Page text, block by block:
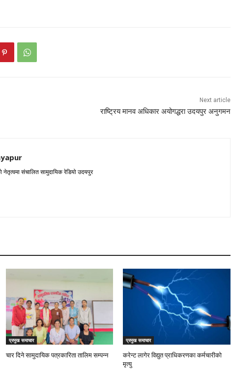
Next article
राष्ट्रिय मानव अधिकार अयोगद्धरा उदयपुर अनुगमन
नेतृत्वमा संचालित सामुदायिक रेडियो उदयपुर
प्रमुख समाचार
चार दिने सामुदायिक पत्रकारिता तालिम सम्पन्न
प्रमुख समाचार
करेन्ट लागेर विद्युत प्राधिकरणका कर्मचारीको
मृत्यु